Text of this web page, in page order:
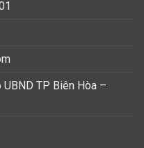
TP Biên Hòa –